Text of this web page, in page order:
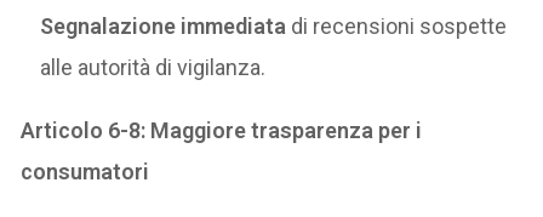
Segnalazione immediata di recensioni sospette
alle autorità di vigilanza.
Articolo 6-8: Maggiore trasparenza per i
consumatori